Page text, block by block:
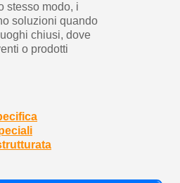
stesso modo, i
soluzioni quando
chiusi, dove
o prodotti